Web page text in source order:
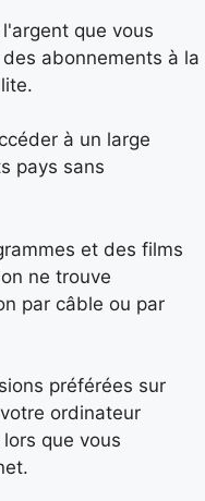
que vous
abonnements à la
à un large
pays sans
et des films
ne trouve
par câble ou par
préférées sur
ordinateur
que vous